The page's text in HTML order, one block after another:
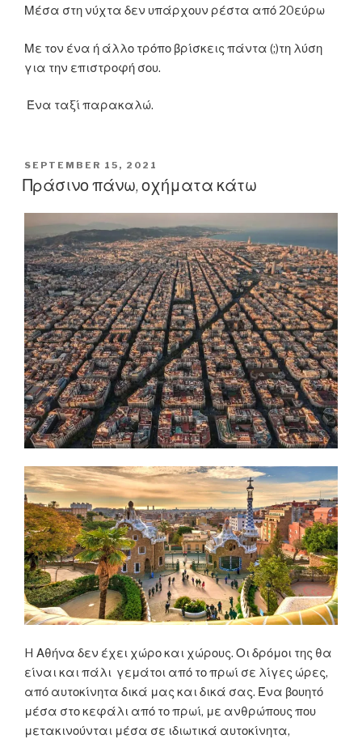
Μέσα στη νύχτα δεν υπάρχουν ρέστα από 20εύρω
Με τον ένα ή άλλο τρόπο βρίσκεις πάντα (;)τη λύση
για την επιστροφή σου.
Ένα ταξί παρακαλώ.
POSTED
ON
SEPTEMBER 15, 2021
Πράσινο πάνω, οχήματα κάτω
H Αθήνα δεν έχει χώρο και χώρους. Οι δρόμοι της θα
είναι και πάλι γεμάτοι από το πρωί σε λίγες ώρες,
από αυτοκίνητα δικά μας και δικά σας. Ένα βουητό
μέσα στο κεφάλι από το πρωί, με ανθρώπους που
μετακινούνται μέσα σε ιδιωτικά αυτοκίνητα,